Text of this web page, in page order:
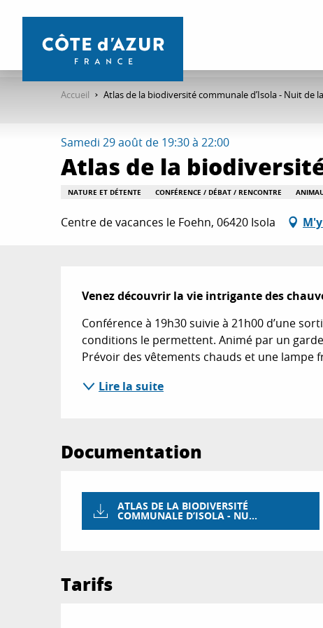
contenu
Accueil Atlas de la biodiversité communale d’Isola - Nuit de
Samedi 29 août de 19:30 à 22:00
Atlas de la
NATURE ET DÉTENTE CONFÉRENCE / DÉBAT / RENCONTRE
Centre de vacances le Foehn, 06420 Isola
Description
Venez découvrir la vie intrigante des
Conférence à 19h30 suivie à 21h00 d’une
conditions le permettent. Animé par un
Prévoir des vêtements chauds et une lampe
Lire la suite
Documentation
ATLAS DE LA BIODIVERSITÉ
COMMUNALE D’ISOLA - NU...
Tarifs